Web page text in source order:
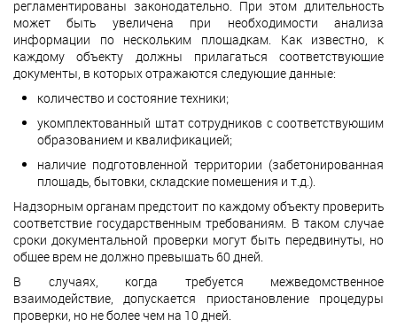
регламентированы законодательно. При этом длительность
может быть увеличена при необходимости анализа
информации по нескольким площадкам. Как известно, к
каждому объекту должны прилагаться соответствующие
документы, в которых отражаются следующие данные:
количество и состояние техники;
укомплектованный штат сотрудников с соответствующим
образованием и квалификацией;
наличие подготовленной территории (забетонированная
площадь, бытовки, складские помещения и т.д.).
Надзорным органам предстоит по каждому объекту проверить
соответствие государственным требованиям. В таком случае
сроки документальной проверки могут быть передвинуты, но
общее врем не должно превышать 60 дней.
В случаях, когда требуется межведомственное
взаимодействие, допускается приостановление процедуры
проверки, но не более чем на 10 дней.